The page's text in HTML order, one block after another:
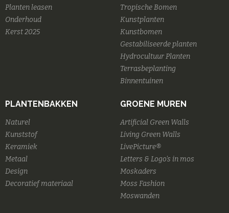
Planten leasen
Onderhoud
Kerst 2025
Tropische Bomen
Kunstplanten
Kunstbomen
Gestabiliseerde planten
Hydrocultuur Planten
Terrasbeplanting
Binnentuinen
PLANTENBAKKEN
Naturel
Kunststof
Keramiek
Metaal
Design
Decoratief materiaal
GROENE MUREN
Artificial Green Walls
Living Green Walls
LivePicture®
Letters & Logo's in mos
Moskaders
Moss Fashion
Moswanden